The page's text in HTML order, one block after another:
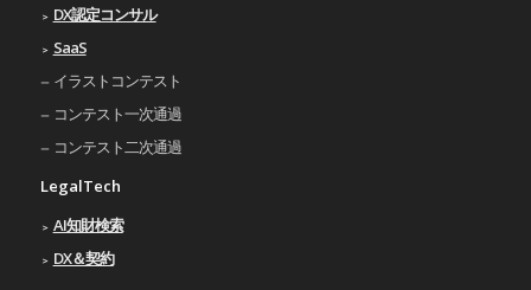
DX認定コンサル
SaaS
イラストコンテスト
コンテスト一次通過
コンテスト二次通過
LegalTech
AI知財検索
DX＆契約